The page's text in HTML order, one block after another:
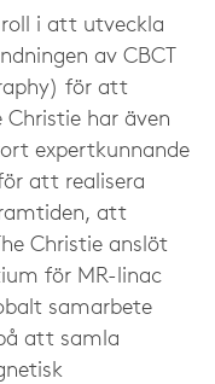
i att utveckla
av CBCT
för att
har även
expertkunnande
att realisera
att
Christie anslöt
för MR-linac
samarbete
att samla